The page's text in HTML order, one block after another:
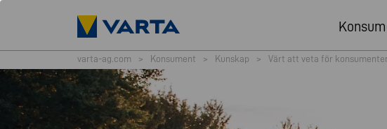
varta-ag.com > Konsument > Kunskap > Värt att veta för konsumenter